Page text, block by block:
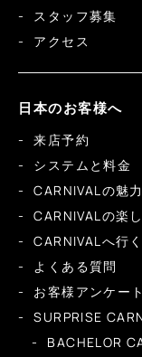
スタッフ募集
アクセス
日本のお客様へ
来店予約
システムと料金
CARNIVALの魅力
CARNIVALの楽
CARNIVALへ行
よくある質問
お客様アンケート
SURPRISE
BACHELOR